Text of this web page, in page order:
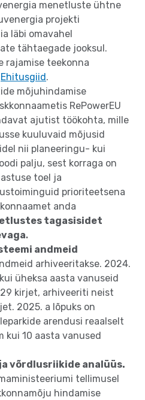
menetluste ühtne
projekti
läbi omavahel
tähtaegade jooksul.
rajamise teekonna
Ehitusgiid .
mõjuhindamise
RePowerEU
ajutist töökohta, mille
kuuluvaid mõjusid
nii planeeringu- kui
palju, sest korraga on
toel ja
prioriteetsena
anda
tagasisidet
.
andmeid
arhiveeritakse. 2024.
üheksa aasta vanuseid
kirjet, arhiveeriti neist
2025. a lõpuks on
arendusi reaalselt
kui 10 aasta vanused
võrdlusriikide analüüs.
tellimusel
hindamise